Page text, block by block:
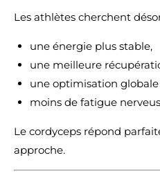
Les athlètes cherchent
une énergie plus stable,
une meilleure
une optimisation
moins de fatigue
Le cordyceps répond
approche.